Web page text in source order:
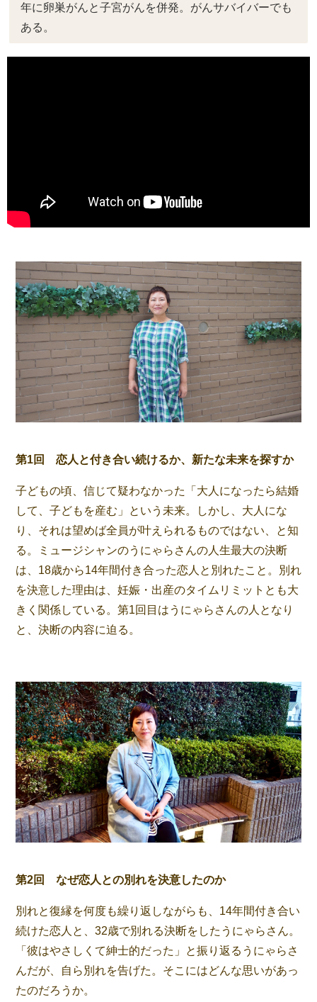
年に卵巣がんと子宮がんを併発。がんサバイバーでも
ある。
第1回 恋人と付き合い続けるか、新たな未来を探すか
子どもの頃、信じて疑わなかった「大人になったら結婚
して、子どもを産む」という未来。しかし、大人にな
り、それは望めば全員が叶えられるものではない、と知
る。ミュージシャンのうにゃらさんの人生最大の決断
は、18歳から14年間付き合った恋人と別れたこと。別れ
を決意した理由は、妊娠・出産のタイムリミットとも大
きく関係している。第1回目はうにゃらさんの人となり
と、決断の内容に迫る。
第2回 なぜ恋人との別れを決意したのか
別れと復縁を何度も繰り返しながらも、14年間付き合い
続けた恋人と、32歳で別れる決断をしたうにゃらさん。
「彼はやさしくて紳士的だった」と振り返るうにゃらさ
んだが、自ら別れを告げた。そこにはどんな思いがあっ
たのだろうか。